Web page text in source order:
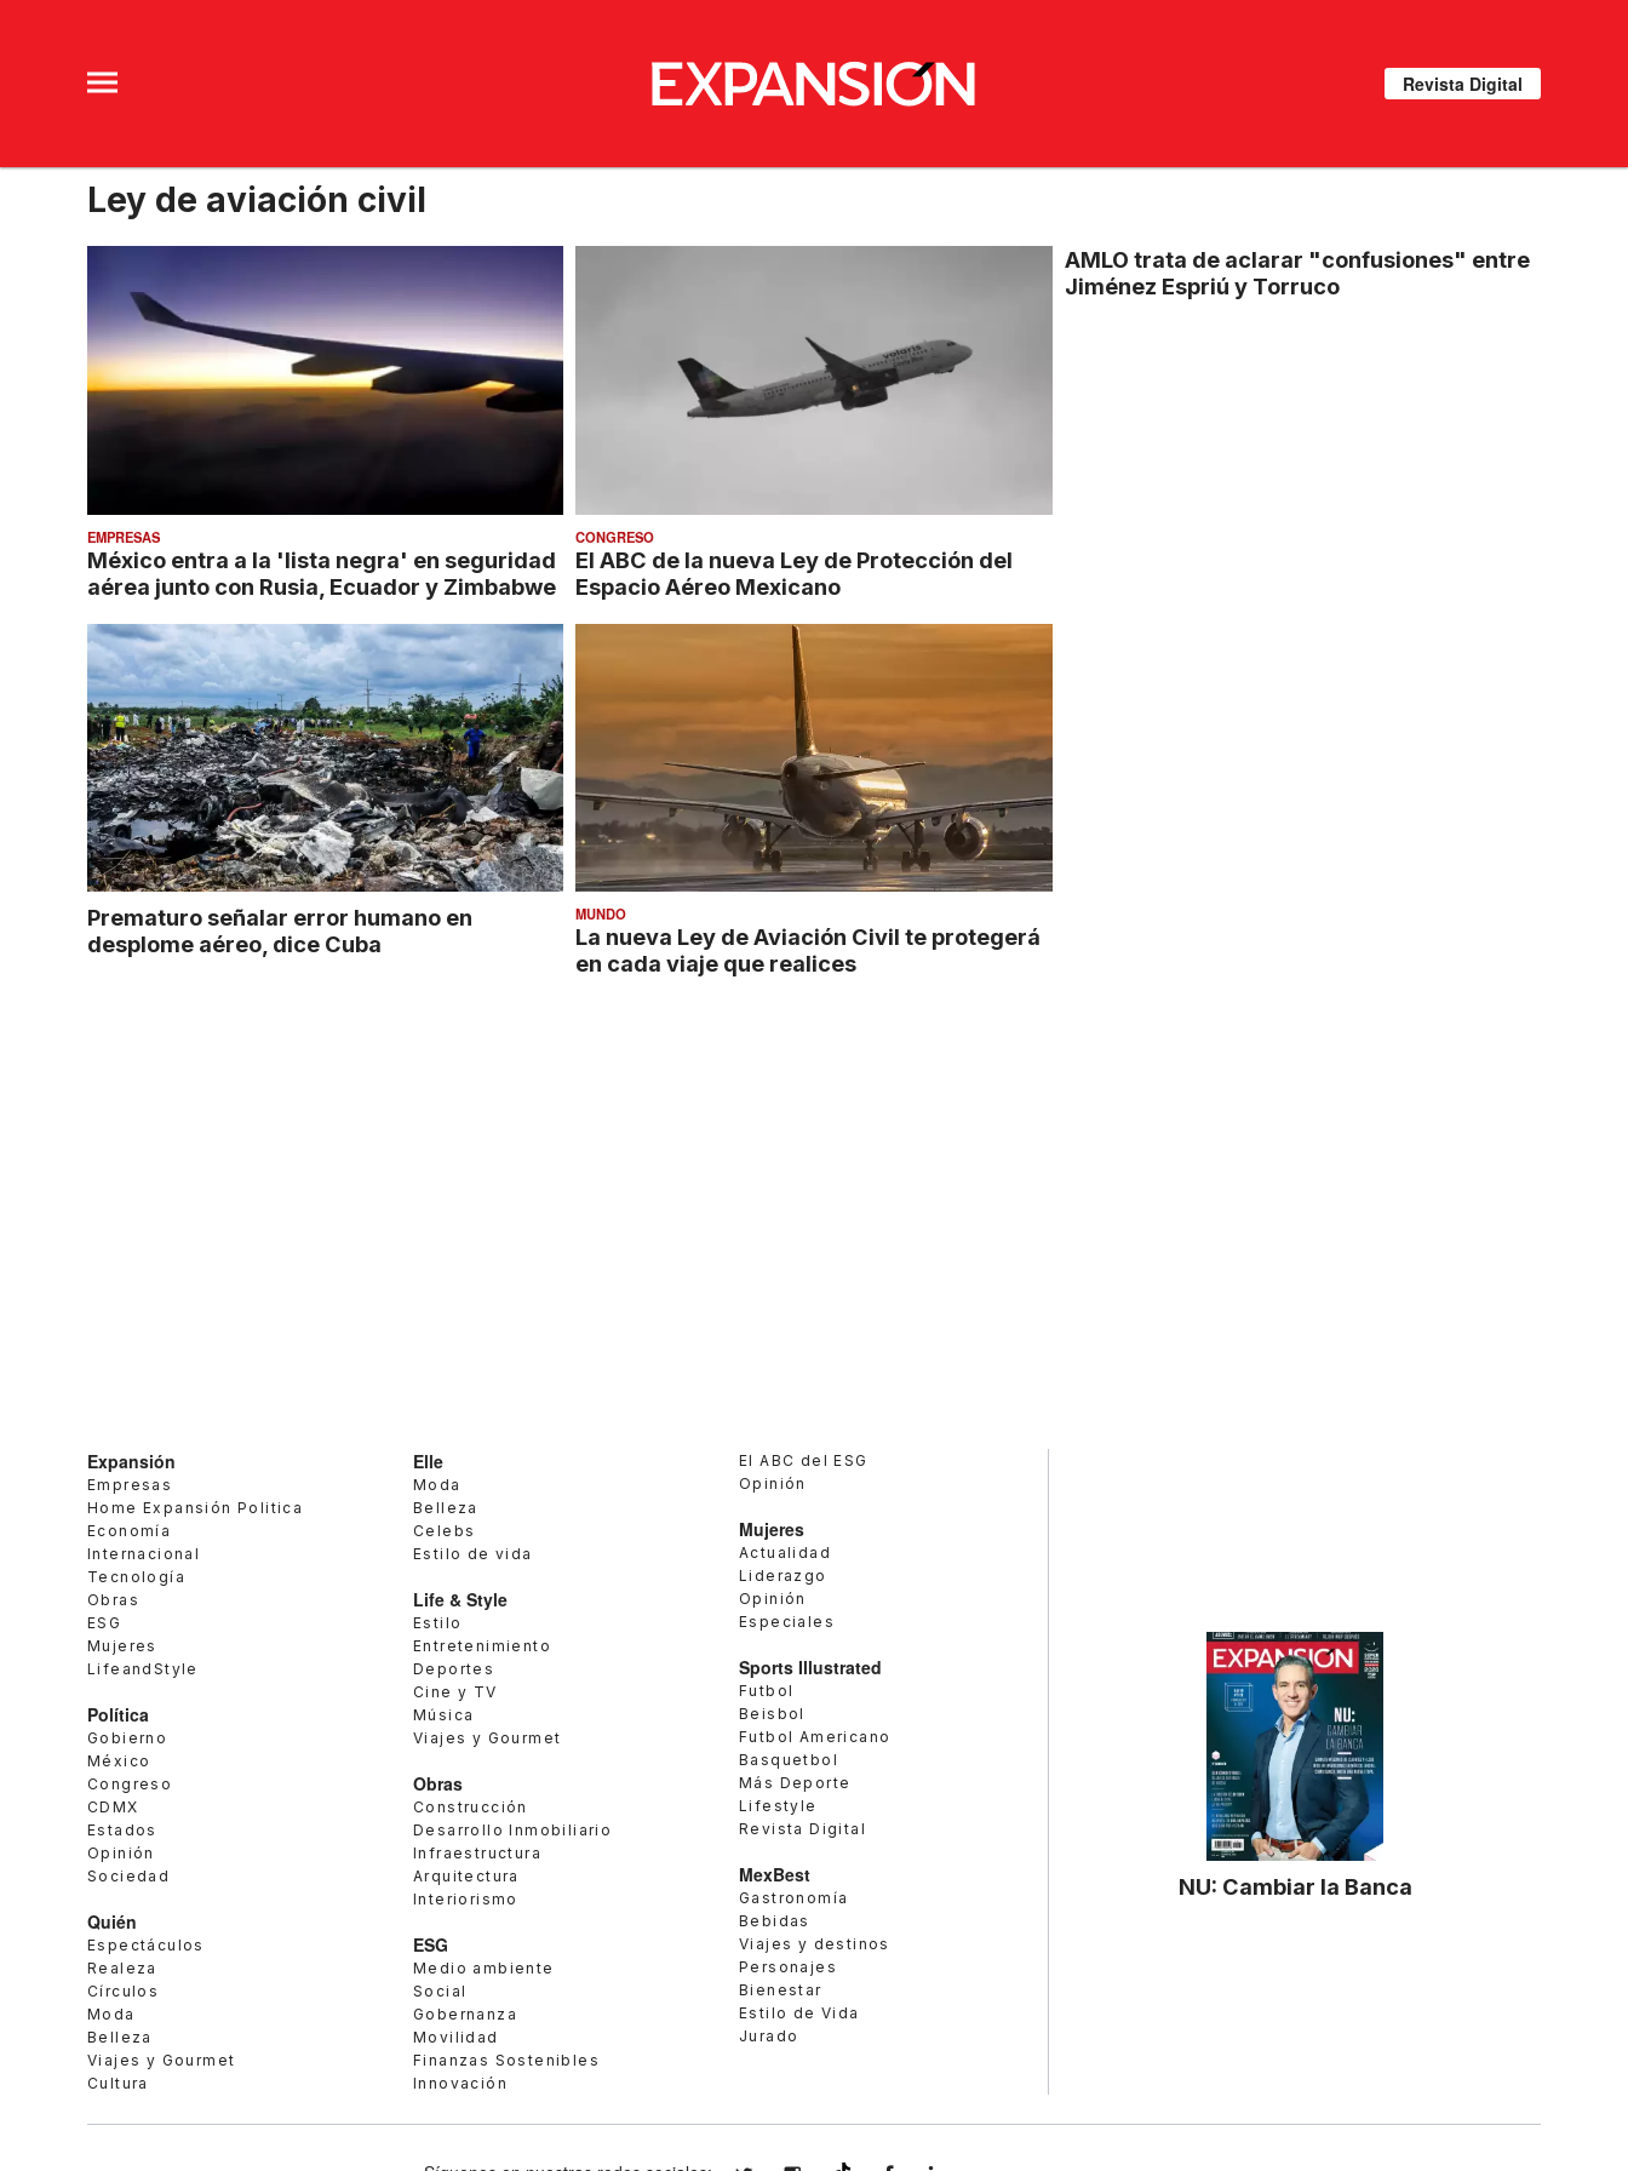
Revista Digital
Ley de aviación civil
EMPRESAS
México entra a la 'lista negra' en seguridad
aérea junto con Rusia, Ecuador y Zimbabwe
CONGRESO
El ABC de la nueva Ley de Protección del
Espacio Aéreo Mexicano
AMLO trata de aclarar "confusiones" entre
Jiménez Espriú y Torruco
Prematuro señalar error humano en
desplome aéreo, dice Cuba
MUNDO
La nueva Ley de Aviación Civil te protegerá
en cada viaje que realices
Expansión
Empresas
Home Expansión Politica
Economía
Internacional
Tecnología
Obras
ESG
Mujeres
LifeandStyle
Política
Gobierno
México
Congreso
CDMX
Estados
Opinión
Sociedad
Quién
Espectáculos
Realeza
Círculos
Moda
Belleza
Viajes y Gourmet
Cultura
Elle
Moda
Belleza
Celebs
Estilo de vida
Life & Style
Estilo
Entretenimiento
Deportes
Cine y TV
Música
Viajes y Gourmet
Obras
Construcción
Desarrollo Inmobiliario
Infraestructura
Arquitectura
Interiorismo
ESG
Medio ambiente
Social
Gobernanza
Movilidad
Finanzas Sostenibles
Innovación
El ABC del ESG
Opinión
Mujeres
Actualidad
Liderazgo
Opinión
Especiales
Sports Illustrated
Futbol
Beisbol
Futbol Americano
Basquetbol
Más Deporte
Lifestyle
Revista Digital
MexBest
Gastronomía
Bebidas
Viajes y destinos
Personajes
Bienestar
Estilo de Vida
Jurado
NU: Cambiar la Banca